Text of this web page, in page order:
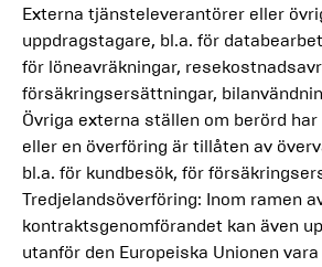
Externa tjänsteleverantörer eller
uppdragstagare, bl.a. för
för löneavräkningar,
försäkringsersättningar,
Övriga externa ställen om berörd
eller en överföring är tillåten av
bl.a. för kundbesök, för
Tredjelandsöverföring: Inom ramen
kontraktsgenomförandet kan även
utanför den Europeiska Unionen